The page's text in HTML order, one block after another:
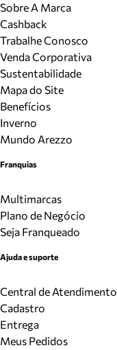
Sobre A Marca
Cashback
Trabalhe Conosco
Venda Corporativa
Sustentabilidade
Mapa do Site
Benefícios
Inverno
Mundo Arezzo
Franquias
Multimarcas
Plano de Negócio
Seja Franqueado
Ajuda e suporte
Central de Atendimento
Cadastro
Entrega
Meus Pedidos